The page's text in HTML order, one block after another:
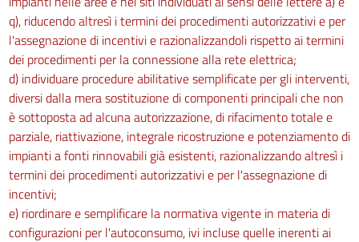
q), riducendo altresì i termini dei procedimenti autorizzativi e per
l'assegnazione di incentivi e razionalizzandoli rispetto ai termini
dei procedimenti per la connessione alla rete elettrica;
d) individuare procedure abilitative semplificate per gli interventi,
diversi dalla mera sostituzione di componenti principali che non
è sottoposta ad alcuna autorizzazione, di rifacimento totale e
parziale, riattivazione, integrale ricostruzione e potenziamento di
impianti a fonti rinnovabili già esistenti, razionalizzando altresì i
termini dei procedimenti autorizzativi e per l'assegnazione di
incentivi;
e) riordinare e semplificare la normativa vigente in materia di
configurazioni per l'autoconsumo, ivi incluse quelle inerenti ai